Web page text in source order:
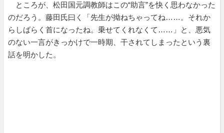
ところが、松田国元調教師はこの“助言”を快く思わなかった
のだろう。藤田氏曰く「先生が拗ねちゃってね……。それか
らしばらく首になったね。乗せてくれなくて……」と、悪気
のない一言がきっかけで一時期、干されてしまったという裏
話を明かした。